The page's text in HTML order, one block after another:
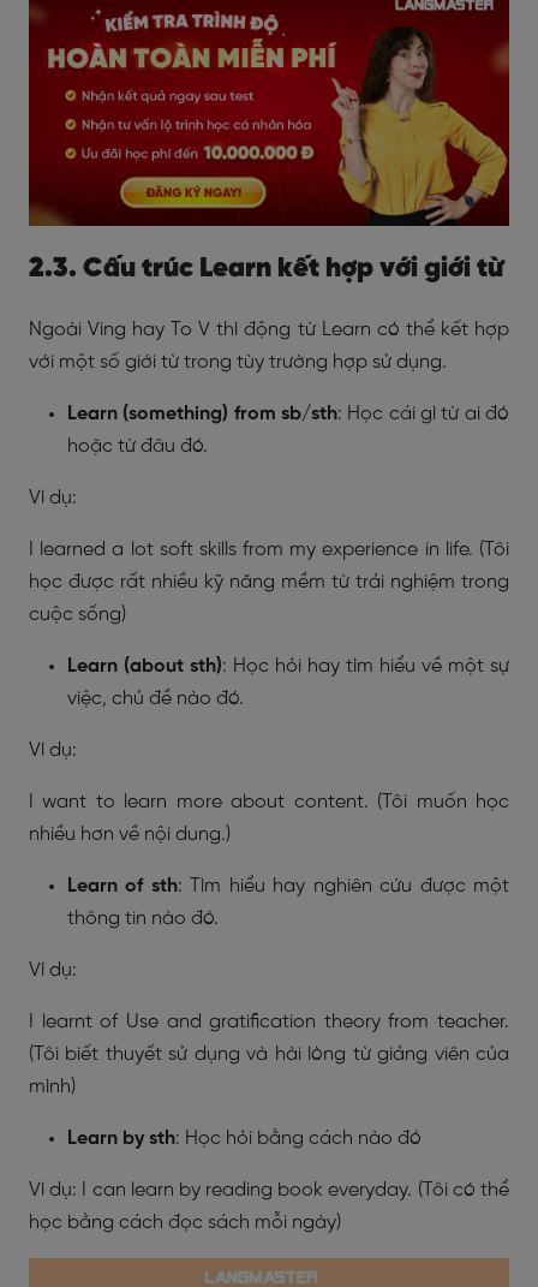
2.3. Cấu trúc Learn kết hợp với giới từ
Ngoài Ving hay To V thì động từ Learn có thể kết hợp
với một số giới từ trong tùy trường hợp sử dụng.
Learn (something) from sb/sth: Học cái gì từ ai đó
hoặc từ đâu đó.
Ví dụ:
I learned a lot soft skills from my experience in life. (Tôi
học được rất nhiều kỹ năng mềm từ trải nghiệm trong
cuộc sống)
Learn (about sth): Học hỏi hay tìm hiểu về một sự
việc, chủ đề nào đó.
Ví dụ:
I want to learn more about content. (Tôi muốn học
nhiều hơn về nội dung.)
Learn of sth: Tìm hiểu hay nghiên cứu được một
thông tin nào đó.
Ví dụ:
I learnt of Use and gratification theory from teacher.
(Tôi biết thuyết sử dụng và hài lòng từ giảng viên của
mình)
Learn by sth: Học hỏi bằng cách nào đó
Ví dụ:
I can learn by reading book everyday. (Tôi có thể
học bằng cách đọc sách mỗi ngày)